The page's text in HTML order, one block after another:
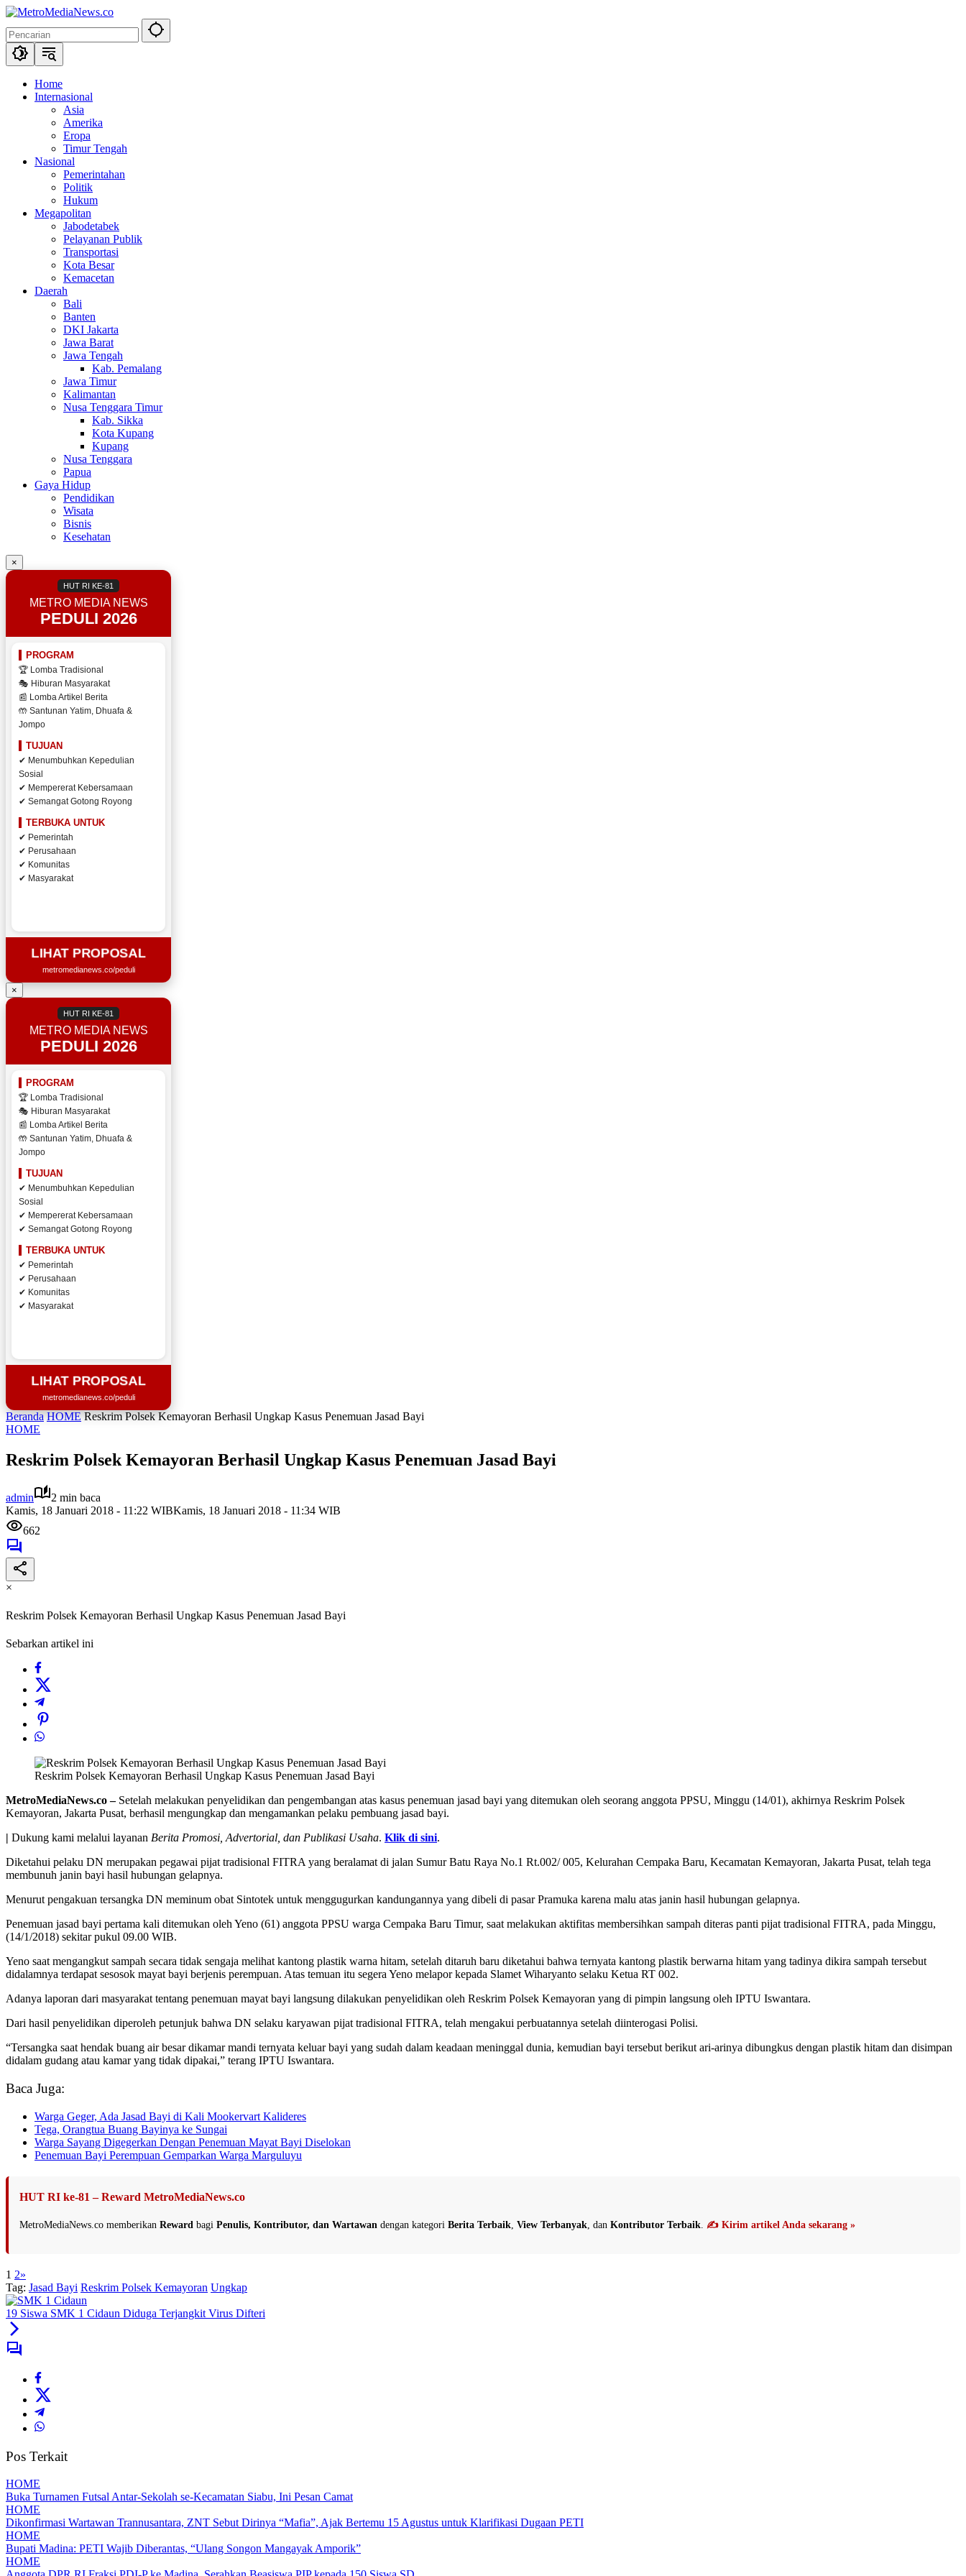
Langsung
konten
Home
Internasional
Asia
Amerika
Eropa
Timur Tengah
Nasional
Pemerintahan
Politik
Hukum
Megapolitan
Jabodetabek
Pelayanan Publik
Transportasi
Kota Besar
Kemacetan
Daerah
Bali
Banten
DKI Jakarta
Jawa Barat
Jawa Tengah
Kab. Pemalang
Jawa Timur
Kalimantan
Nusa Tenggara Timur
Kab. Sikka
Kota Kupang
Kupang
Nusa Tenggara
Papua
Gaya Hidup
Pendidikan
Wisata
Bisnis
Kesehatan
×
HUT RI KE-81
METRO MEDIA NEWS
PEDULI 2026
PROGRAM
🏆 Lomba Tradisional
🎭 Hiburan Masyarakat
📰 Lomba Artikel Berita
🤲 Santunan Yatim, Dhuafa &
Jompo
TUJUAN
✔ Menumbuhkan Kepedulian
Sosial
✔ Mempererat Kebersamaan
✔ Semangat Gotong Royong
TERBUKA UNTUK
✔ Pemerintah
✔ Perusahaan
✔ Komunitas
✔ Masyarakat
LIHAT PROPOSAL
metromedianews.co/peduli
×
HUT RI KE-81
METRO MEDIA NEWS
PEDULI 2026
PROGRAM
🏆 Lomba Tradisional
🎭 Hiburan Masyarakat
📰 Lomba Artikel Berita
🤲 Santunan Yatim, Dhuafa &
Jompo
TUJUAN
✔ Menumbuhkan Kepedulian
Sosial
✔ Mempererat Kebersamaan
✔ Semangat Gotong Royong
TERBUKA UNTUK
✔ Pemerintah
✔ Perusahaan
✔ Komunitas
✔ Masyarakat
LIHAT PROPOSAL
metromedianews.co/peduli
Beranda HOME Reskrim Polsek Kemayoran Berhasil Ungkap Kasus Penemuan Jasad Bayi
HOME
Reskrim Polsek Kemayoran Berhasil Ungkap Kasus Penemuan Jasad Bayi
admin
2 min baca
Kamis, 18 Januari 2018 - 11:22 WIBKamis, 18 Januari 2018 - 11:34 WIB
662
×
Reskrim Polsek Kemayoran Berhasil Ungkap Kasus Penemuan Jasad Bayi
Sebarkan artikel ini
Reskrim Polsek Kemayoran Berhasil Ungkap Kasus Penemuan Jasad Bayi
MetroMediaNews.co –Setelah melakukan penyelidikan dan pengembangan atas kasus penemuan jasad bayi yang ditemukan oleh seorang anggota PPSU, Minggu (14/01), akhirnya Reskrim Polsek
Kemayoran, Jakarta Pusat, berhasil mengungkap dan mengamankan pelaku pembuang jasad bayi.
| Dukung kami melalui layanan Berita Promosi, Advertorial, dan Publikasi Usaha. Klik di sini.
Diketahui pelaku DN merupakan pegawai pijat tradisional FITRA yang beralamat di jalan Sumur Batu Raya No.1 Rt.002/ 005, Kelurahan Cempaka Baru, Kecamatan Kemayoran, Jakarta Pusat, telah tega
membunuh janin bayi hasil hubungan gelapnya.
Menurut pengakuan tersangka DN meminum obat Sintotek untuk menggugurkan kandungannya yang dibeli di pasar Pramuka karena malu atas janin hasil hubungan gelapnya.
Penemuan jasad bayi pertama kali ditemukan oleh Yeno (61) anggota PPSU warga Cempaka Baru Timur, saat melakukan aktifitas membersihkan sampah diteras panti pijat tradisional FITRA, pada Minggu,
(14/1/2018) sekitar pukul 09.00 WIB.
Yeno saat mengangkut sampah secara tidak sengaja melihat kantong plastik warna hitam, setelah ditaruh baru diketahui bahwa ternyata kantong plastik berwarna hitam yang tadinya dikira sampah tersebut
didalamnya terdapat sesosok mayat bayi berjenis perempuan. Atas temuan itu segera Yeno melapor kepada Slamet Wiharyanto selaku Ketua RT 002.
Adanya laporan dari masyarakat tentang penemuan mayat bayi langsung dilakukan penyelidikan oleh Reskrim Polsek Kemayoran yang di pimpin langsung oleh IPTU Iswantara.
Dari hasil penyelidikan diperoleh petunjuk bahwa DN selaku karyawan pijat tradisional FITRA, telah mengakui perbuatannya setelah diinterogasi Polisi.
“Tersangka saat hendak buang air besar dikamar mandi ternyata keluar bayi yang sudah dalam keadaan meninggal dunia, kemudian bayi tersebut berikut ari-arinya dibungkus dengan plastik hitam dan disimpan
didalam gudang atau kamar yang tidak dipakai,” terang IPTU Iswantara.
Baca Juga:
Warga Geger, Ada Jasad Bayi di Kali Mookervart Kalideres
Tega, Orangtua Buang Bayinya ke Sungai
Warga Sayang Digegerkan Dengan Penemuan Mayat Bayi Diselokan
Penemuan Bayi Perempuan Gemparkan Warga Marguluyu
HUT RI ke-81 – Reward MetroMediaNews.co
MetroMediaNews.co memberikan Reward bagi Penulis, Kontributor, dan Wartawan dengan kategori Berita Terbaik View Terbanyak , dan Kontributor Terbaik ✍️ Kirim artikel Anda sekarang »
1 2»
Tag: Jasad Bayi Reskrim Polsek Kemayoran Ungkap
19 Siswa SMK 1 Cidaun Diduga Terjangkit Virus Difteri
Pos Terkait
HOME
Buka Turnamen Futsal Antar-Sekolah se-Kecamatan Siabu, Ini Pesan Camat
HOME
Dikonfirmasi Wartawan Trannusantara, ZNT Sebut Dirinya “Mafia”, Ajak Bertemu 15 Agustus untuk Klarifikasi Dugaan PETI
HOME
Bupati Madina: PETI Wajib Diberantas, “Ulang Songon Mangayak Amporik”
HOME